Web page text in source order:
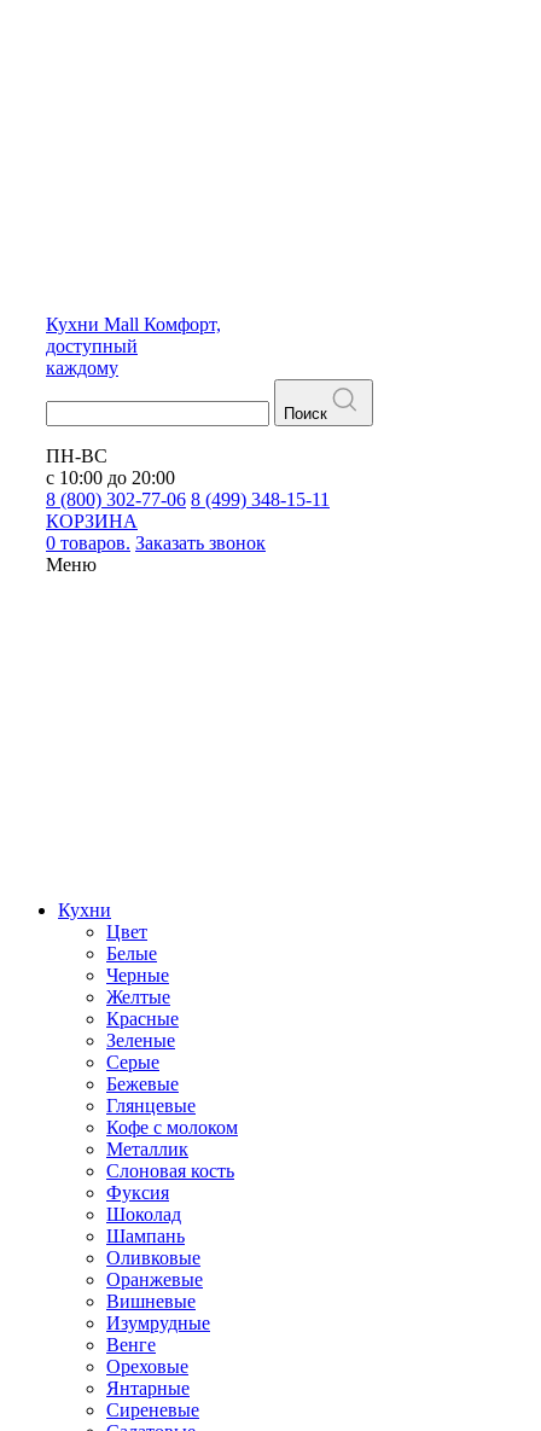
Кухни Mall Комфорт,
доступный
каждому
Поиск
ПН-ВС
с 10:00 до 20:00
8 (800) 302-77-06 8 (499) 348-15-11
КОРЗИНА
0 товаров. Заказать звонок
Меню
Кухни
Цвет
Белые
Черные
Желтые
Красные
Зеленые
Серые
Бежевые
Глянцевые
Кофе с молоком
Металлик
Слоновая кость
Фуксия
Шоколад
Шампань
Оливковые
Оранжевые
Вишневые
Изумрудные
Венге
Ореховые
Янтарные
Сиреневые